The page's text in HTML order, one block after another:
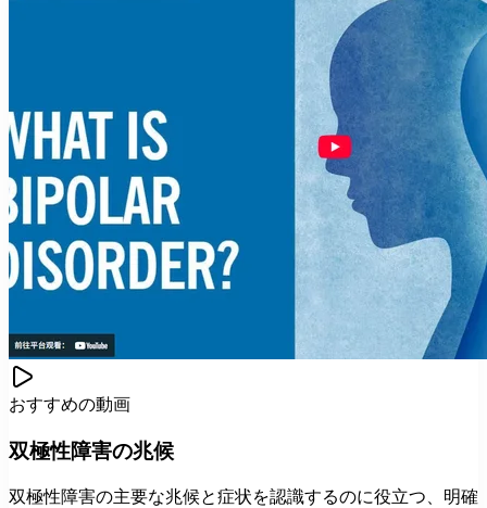
おすすめの動画
双極性障害の兆候
双極性障害の主要な兆候と症状を認識するのに役立つ、明確